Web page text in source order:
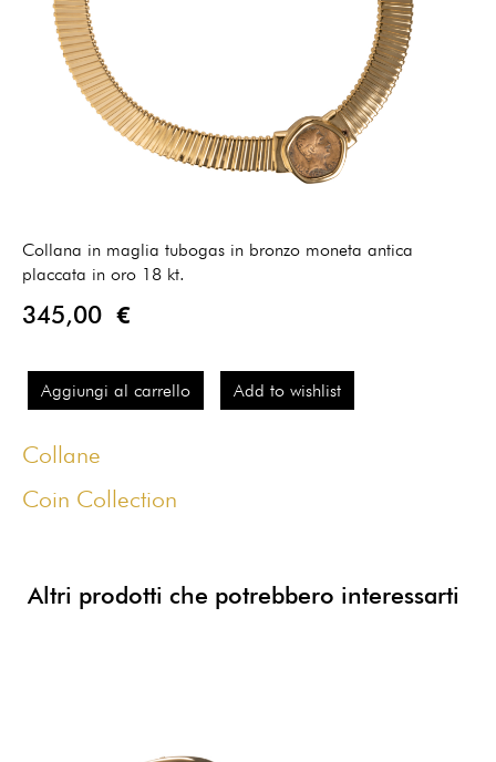
Collana in maglia tubogas in bronzo moneta antica
placcata in oro 18 kt.
345,00 €
Aggiungi al carrello Add to wishlist
Collane
Coin Collection
Altri prodotti che potrebbero interessarti